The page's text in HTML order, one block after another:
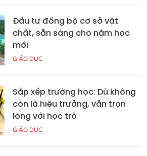
Đầu tư đồng bộ cơ sở vật
chất, sẵn sàng cho năm học
mới
GIÁO DỤC
Sắp xếp trường học: Dù không
còn là hiệu trưởng, vẫn trọn
lòng với học trò
GIÁO DỤC